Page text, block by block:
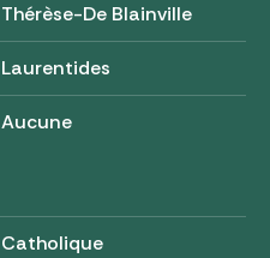
Thérèse-De Blainville
Laurentides
Aucune
Catholique